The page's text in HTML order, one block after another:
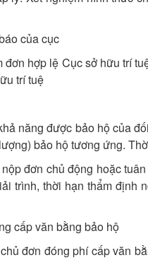
của cục
hợp lệ Cục sở hữu trí
trí tuệ
năng được bảo hộ của
bảo hộ tương ứng.
đơn chủ động hoặc
trình, thời hạn thẩm định
cấp văn bằng bảo hộ
đơn đóng phí cấp văn